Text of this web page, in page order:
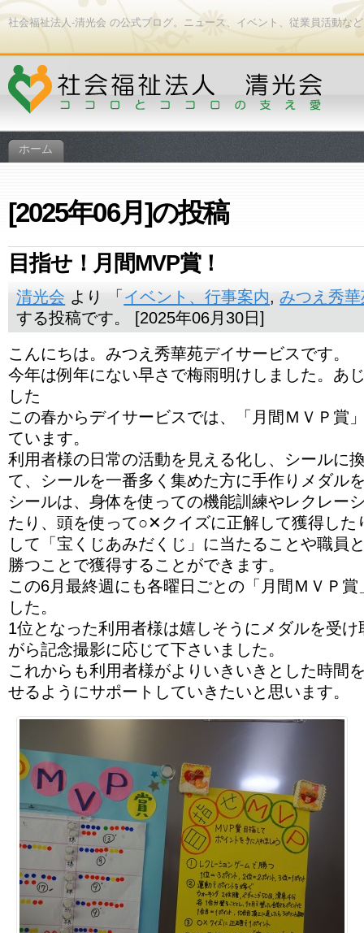
社会福祉法人-清光会 の公式ブログ。ニュース、イベント、従業員活動な
ホーム
[2025年06月]の投稿
目指せ！月間MVP賞！
清光会 より 「 イベント、行事案内,みつえ秀
する投稿です。 [2025年06月30日]
こんにちは。みつえ秀華苑デイサービスです。
今年は例年にない早さで梅雨明けしました。あ
した
この春からデイサービスでは、「月間ＭＶＰ賞
ています。
利用者様の日常の活動を見える化し、シールに
て、シールを一番多く集めた方に手作りメダル
シールは、身体を使っての機能訓練やレクレー
たり、頭を使って○✕クイズに正解して獲得した
して「宝くじあみだくじ」に当たることや職員
勝つことで獲得することができます。
この6月最終週にも各曜日ごとの「月間ＭＶＰ
した。
1位となった利用者様は嬉しそうにメダルを受
がら記念撮影に応じて下さいました。
これからも利用者様がよりいきいきとした時間
せるようにサポートしていきたいと思います。